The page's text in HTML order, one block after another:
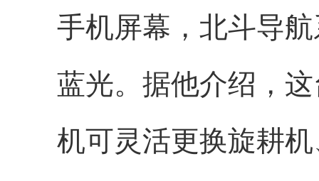
手机屏幕，北斗导
蓝光。据他介绍，
机可灵活更换旋耕